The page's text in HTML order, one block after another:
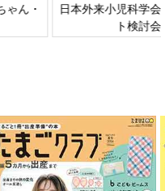
六星占術 細木かおりさんの人